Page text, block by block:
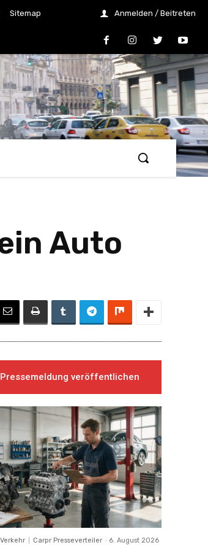
Sitemap Anmelden / Beitreten
Auto
Pressemeldung veröffentlichen
Carpr Presseverteiler - 6. August 2026